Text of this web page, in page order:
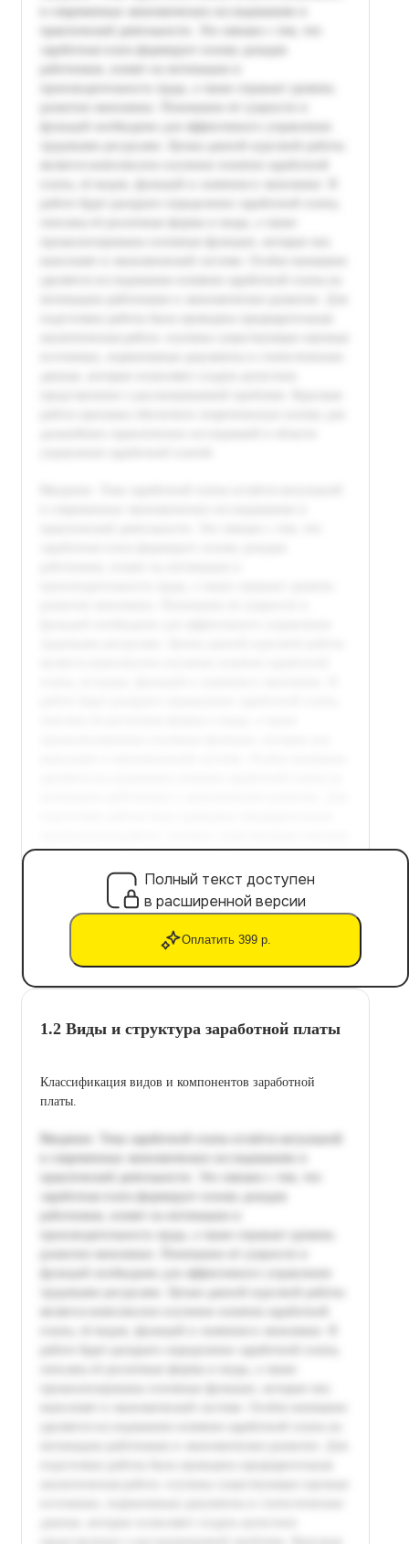
Полный текст доступен
в расширенной версии
Оплатить 399 р.
1.2 Виды и структура заработной платы
Классификация видов и компонентов заработной
платы.